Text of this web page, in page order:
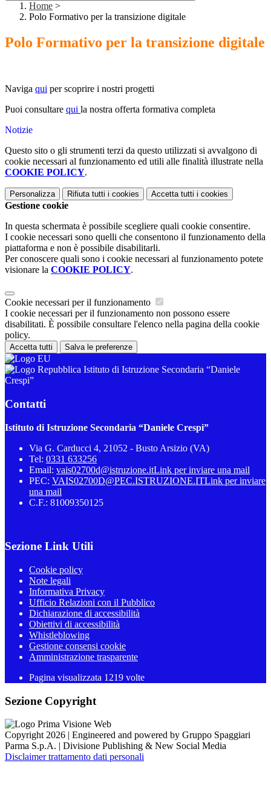
Home >
Polo Formativo per la transizione digitale
Polo Formativo per la transizione digitale
Naviga qui per scoprire i nostri progetti
Puoi consultare qui la nostra offerta formativa completa
Notizie
Questo sito o gli strumenti terzi da questo utilizzati si avvalgono di
cookie necessari al funzionamento ed utili alle finalità illustrate nella
COOKIE POLICY.
Personalizza Rifiuta tutti i cookies Accetta tutti i cookies
Gestione cookie
In questa schermata è possibile scegliere quali cookie consentire.
I cookie necessari sono quelli che consentono il funzionamento della
piattaforma e non è possibile disabilitarli.
Per conoscere quali sono i cookie necessari al funzionamento potete
visionare la COOKIE POLICY.
Cookie necessari per il funzionamento
I cookie necessari per il funzionamento non possono essere
disabilitati. È possibile consultare l'elenco nella pagina della cookie
policy.
Accetta tutti Salva le preferenze
Istituto di Istruzione Secondaria “Daniele
Crespi”
Contatti
Istituto di Istruzione Secondaria “Daniele Crespi”
Via G. Carducci 4, 21052 - Busto Arsizio (VA)
Tel: 0331 633256
Email: vais02700d@istruzione.itLink per inviare una mail
PEC: VAIS02700D@PEC.ISTRUZIONE.ITLink per inviare
una mail
C.F.: 81009350125
Sezione Link Utili
Cookie policy
Note legali
Informativa Privacy
Ufficio Relazioni con il Pubblico
Dichiarazione di accessibilità
Obiettivi di accessibilità
Whistleblowing
Gestione consensi cookie
Amministrazione trasparente
Pagina visualizzata 1219 volte
Sezione Copyright
Copyright 2026 | Engineered and powered by Gruppo Spaggiari
Parma S.p.A. | Divisione Publishing & New Social Media
Disclaimer trattamento dati personali